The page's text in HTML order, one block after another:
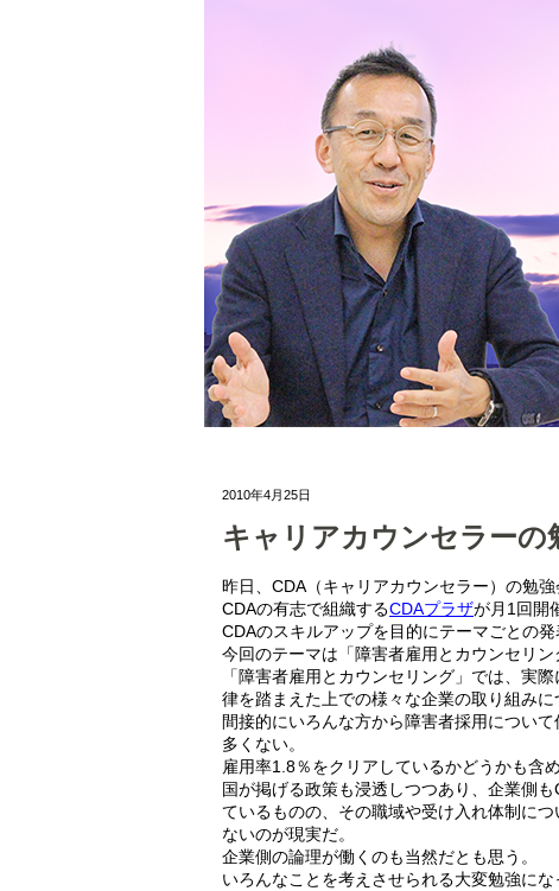
2010年4月25日
キャリアカウンセラーの
昨日、CDA（キャリアカウンセラー）の勉強
CDAの有志で組織するCDAプラザが月1回開
CDAのスキルアップを目的にテーマごとの発
今回のテーマは「障害者雇用とカウンセリン
「障害者雇用とカウンセリング」では、実
律を踏まえた上での様々な企業の取り組みに
間接的にいろんな方から障害者採用につい
多くない。
雇用率1.8％をクリアしているかどうかも含
国が掲げる政策も浸透しつつあり、企業側
ているものの、その職域や受け入れ体制に
ないのが現実だ。
企業側の論理が働くのも当然だとも思う。
いろんなことを考えさせられる大変勉強にな